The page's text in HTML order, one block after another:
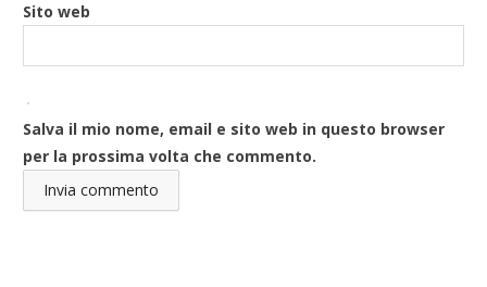
Sito web
Salva il mio nome, email e sito web in questo browser
per la prossima volta che commento.